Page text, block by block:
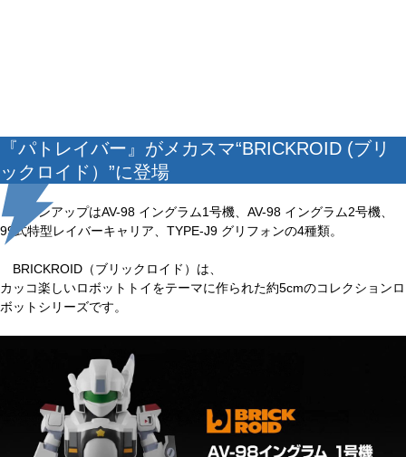
『パトレイバー』がメカスマ“BRICKROID (ブリ
ックロイド）”に登場
ラインアップはAV-98 イングラム1号機、AV-98 イングラム2号機、
99式特型レイバーキャリア、TYPE-J9 グリフォンの4種類。
BRICKROID（ブリックロイド）は、
カッコ楽しいロボットトイをテーマに作られた約5cmのコレクションロ
ボットシリーズです。